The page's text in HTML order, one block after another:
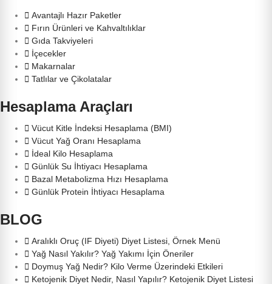
Avantajlı Hazır Paketler
Fırın Ürünleri ve Kahvaltılıklar
Gıda Takviyeleri
İçecekler
Makarnalar
Tatlılar ve Çikolatalar
Hesaplama Araçları
Vücut Kitle İndeksi Hesaplama (BMI)
Vücut Yağ Oranı Hesaplama
İdeal Kilo Hesaplama
Günlük Su İhtiyacı Hesaplama
Bazal Metabolizma Hızı Hesaplama
Günlük Protein İhtiyacı Hesaplama
BLOG
Aralıklı Oruç (IF Diyeti) Diyet Listesi, Örnek Menü
Yağ Nasıl Yakılır? Yağ Yakımı İçin Öneriler
Doymuş Yağ Nedir? Kilo Verme Üzerindeki Etkileri
Ketojenik Diyet Nedir, Nasıl Yapılır? Ketojenik Diyet Listesi